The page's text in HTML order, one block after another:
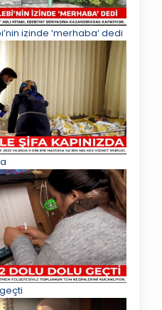
izinde ‘merhaba’ dedi